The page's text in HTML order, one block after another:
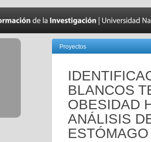
Proyectos
BLANCOS
OBESIDAD
ANÁLISIS